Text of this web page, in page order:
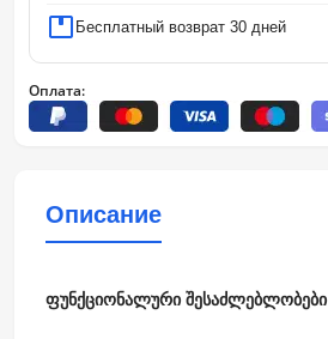
Бесплатный возврат 30 дней
Оплата:
Описание
ფუნქციონალური შესაძლებლობები